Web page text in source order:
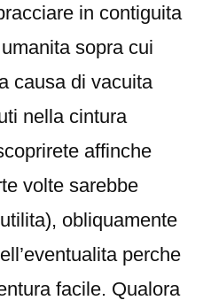
in contiguita
sopra cui
causa di vacuita
nella cintura
affinche
volte sarebbe
obliquamente
perche
facile. Qualora